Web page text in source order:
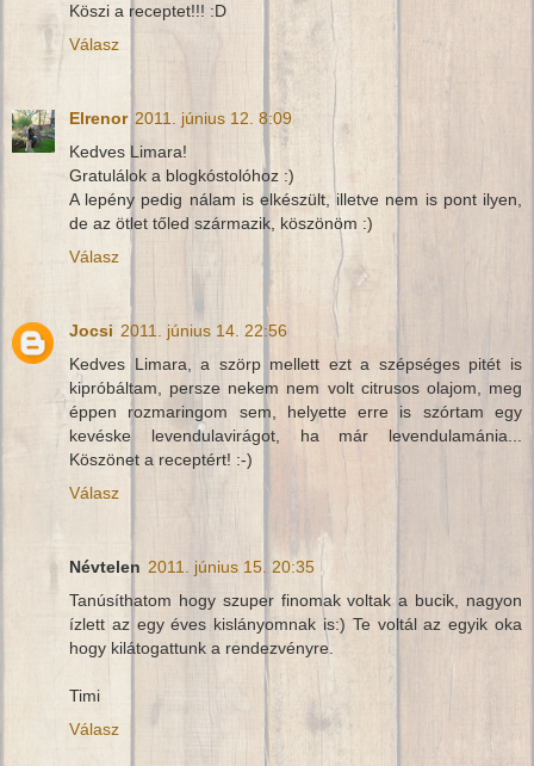
Köszi a receptet!!! :D
Válasz
Elrenor 2011. június 12. 8:09
Kedves Limara!
Gratulálok a blogkóstolóhoz :)
A lepény pedig nálam is elkészült, illetve nem is pont ilyen,
de az ötlet tőled származik, köszönöm :)
Válasz
Jocsi 2011. június 14. 22:56
Kedves Limara, a szörp mellett ezt a szépséges pitét is
kipróbáltam, persze nekem nem volt citrusos olajom, meg
éppen rozmaringom sem, helyette erre is szórtam egy
kevéske levendulavirágot, ha már levendulamánia...
Köszönet a receptért! :-)
Válasz
Névtelen 2011. június 15. 20:35
Tanúsíthatom hogy szuper finomak voltak a bucik, nagyon
ízlett az egy éves kislányomnak is:) Te voltál az egyik oka
hogy kilátogattunk a rendezvényre.
Timi
Válasz